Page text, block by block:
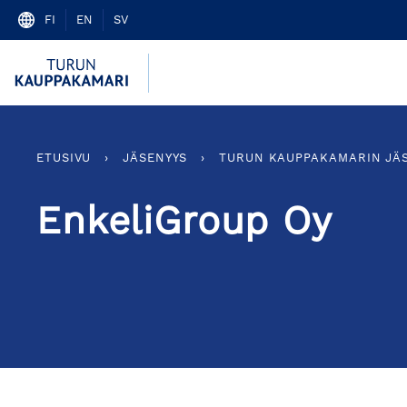
Skip
FI EN SV
ETUSIVU › JÄSENYYS › TURUN KAUPPAKAMARIN
EnkeliGroup Oy